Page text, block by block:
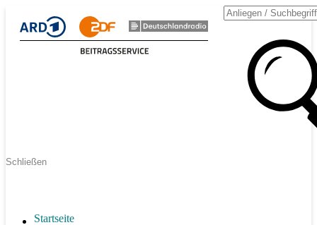
Schließen
Startseite